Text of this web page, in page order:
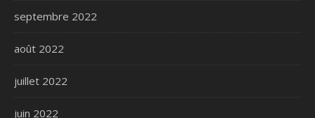
septembre 2022
août 2022
juillet 2022
juin 2022